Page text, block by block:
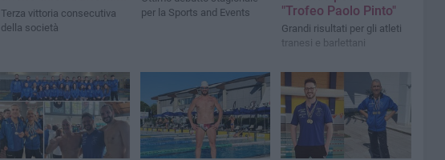
Terza vittoria consecutiva
della società
per la Sports and Events
"Trofeo Paolo Pinto"
Grandi risultati per gli atleti
tranesi e barlettani